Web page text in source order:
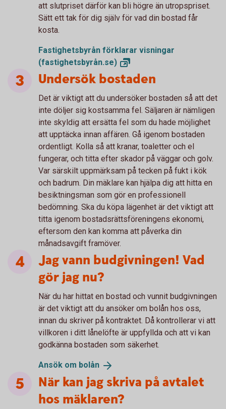
att slutpriset därför kan bli högre än utropspriset.
Sätt ett tak för dig själv för vad din bostad får
kosta.
Fastighetsbyrån förklarar visningar
(fastighetsbyrån.se)
Undersök bostaden
Det är viktigt att du undersöker bostaden så att det
inte döljer sig kostsamma fel. Säljaren är nämligen
inte skyldig att ersätta fel som du hade möjlighet
att upptäcka innan affären. Gå igenom bostaden
ordentligt. Kolla så att kranar, toaletter och el
fungerar, och titta efter skador på väggar och golv.
Var särskilt uppmärksam på tecken på fukt i kök
och badrum. Din mäklare kan hjälpa dig att hitta en
besiktningsman som gör en professionell
bedömning. Ska du köpa lägenhet är det viktigt att
titta igenom bostadsrättsföreningens ekonomi,
eftersom den kan komma att påverka din
månadsavgift framöver.
Jag vann budgivningen! Vad
gör jag nu?
När du har hittat en bostad och vunnit budgivningen
är det viktigt att du ansöker om bolån hos oss,
innan du skriver på kontraktet. Då kontrollerar vi att
villkoren i ditt lånelöfte är uppfyllda och att vi kan
godkänna bostaden som säkerhet.
Ansök om bolån
När kan jag skriva på avtalet
hos mäklaren?